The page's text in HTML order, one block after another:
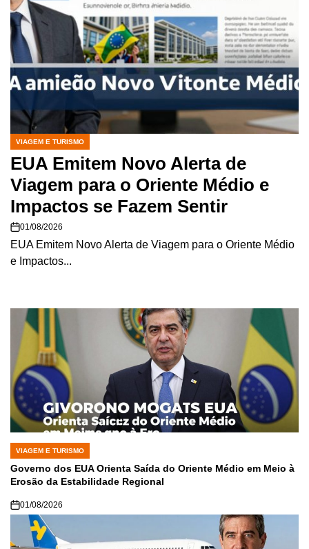
POSTED
IN
VIAGEM E TURISMO
EUA Emitem Novo Alerta de
Viagem para o Oriente Médio e
Impactos se Fazem Sentir
01/08/2026
EUA Emitem Novo Alerta de Viagem para o Oriente Médio
e Impactos...
POSTED
IN
VIAGEM E TURISMO
Governo dos EUA Orienta Saída do Oriente Médio em Meio à
Erosão da Estabilidade Regional
01/08/2026